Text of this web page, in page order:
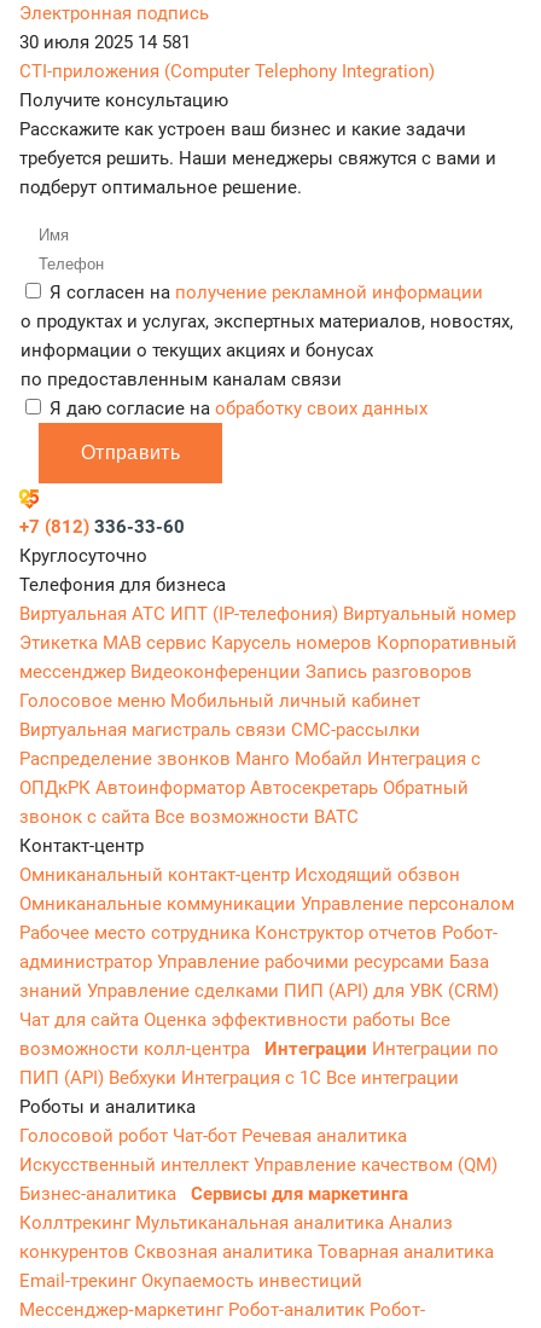
Электронная подпись
30 июля 2025 14 581
CTI-приложения (Computer Telephony Integration)
Получите консультацию
Расскажите как устроен ваш бизнес и какие задачи
требуется решить. Наши менеджеры свяжутся с вами и
подберут оптимальное решение.
Я согласен на получение рекламной информации
о продуктах и услугах, экспертных материалов, новостях,
информации о текущих акциях и бонусах
по предоставленным каналам связи
Я даю согласие на обработку своих данных
Отправить
+7 (812) 336-33-60
Круглосуточно
Телефония для бизнеса
Виртуальная АТС ИПТ (IP-телефония) Виртуальный номер
Этикетка МАВ сервис Карусель номеров Корпоративный
мессенджер Видеоконференции Запись разговоров
Голосовое меню Мобильный личный кабинет
Виртуальная магистраль связи СМС-рассылки
Распределение звонков Манго Мобайл Интеграция с
ОПДкРК Автоинформатор Автосекретарь Обратный
звонок с сайта Все возможности ВАТС
Контакт-центр
Омниканальный контакт-центр Исходящий обзвон
Омниканальные коммуникации Управление персоналом
Рабочее место сотрудника Конструктор отчетов Робот-
администратор Управление рабочими ресурсами База
знаний Управление сделками ПИП (API) для УВК (CRM)
Чат для сайта Оценка эффективности работы Все
возможности колл-центра
Интеграции Интеграции по
ПИП (API) Вебхуки Интеграция с 1С Все интеграции
Роботы и аналитика
Голосовой робот Чат-бот Речевая аналитика
Искусственный интеллект Управление качеством (QM)
Бизнес-аналитика
Сервисы для маркетинга
Коллтрекинг Мультиканальная аналитика Анализ
конкурентов Сквозная аналитика Товарная аналитика
Email-трекингОкупаемость инвестиций
Мессенджер‑маркетинг Робот-аналитик Робот-